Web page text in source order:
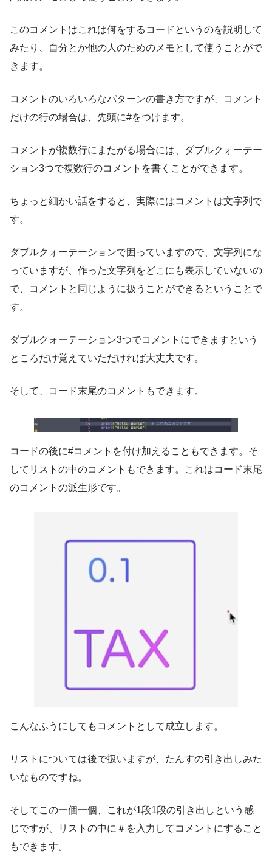
このコメントはこれは何をするコードというのを説明して
みたり、自分とか他の人のためのメモとして使うことがで
きます。
コメントのいろいろなパターンの書き方ですが、コメント
だけの行の場合は、先頭に#をつけます。
コメントが複数行にまたがる場合には、ダブルクォーテー
ション3つで複数行のコメントを書くことができます。
ちょっと細かい話をすると、実際にはコメントは文字列で
す。
ダブルクォーテーションで囲っていますので、文字列にな
っていますが、作った文字列をどこにも表示していないの
で、コメントと同じように扱うことができるということで
す。
ダブルクォーテーション3つでコメントにできますという
ところだけ覚えていただければ大丈夫です。
そして、コード末尾のコメントもできます。
コードの後に#コメントを付け加えることもできます。そ
してリストの中のコメントもできます。これはコード末尾
のコメントの派生形です。
こんなふうにしてもコメントとして成立します。
リストについては後で扱いますが、たんすの引き出しみた
いなものですね。
そしてこの一個一個、これが1段1段の引き出しという感
じですが、リストの中に＃を入力してコメントにすること
もできます。